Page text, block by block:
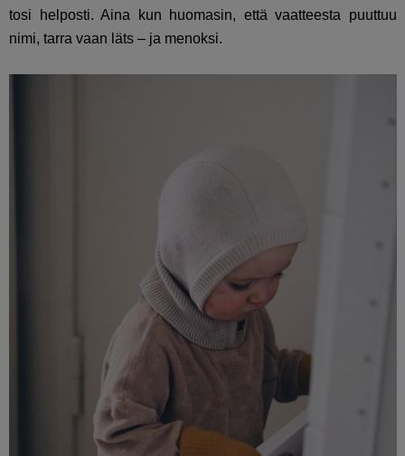
tosi helposti. Aina kun huomasin, että vaatteesta puuttuu
nimi, tarra vaan läts – ja menoksi.